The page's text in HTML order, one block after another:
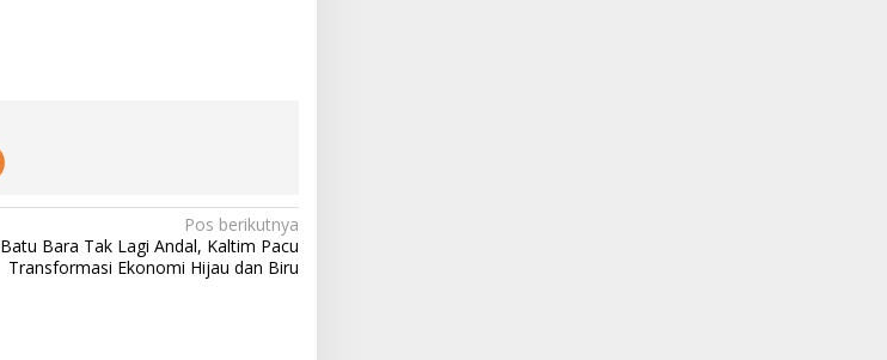
Pos berikutnya
Batu Bara Tak Lagi Andal, Kaltim Pacu
Transformasi Ekonomi Hijau dan Biru